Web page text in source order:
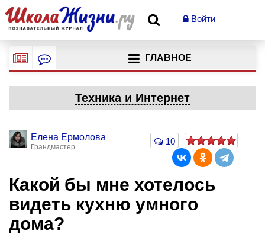
Войти
ГЛАВНОЕ
Техника и Интернет
Елена Ермолова
Грандмастер
10
Какой бы мне хотелось
видеть кухню умного
дома?